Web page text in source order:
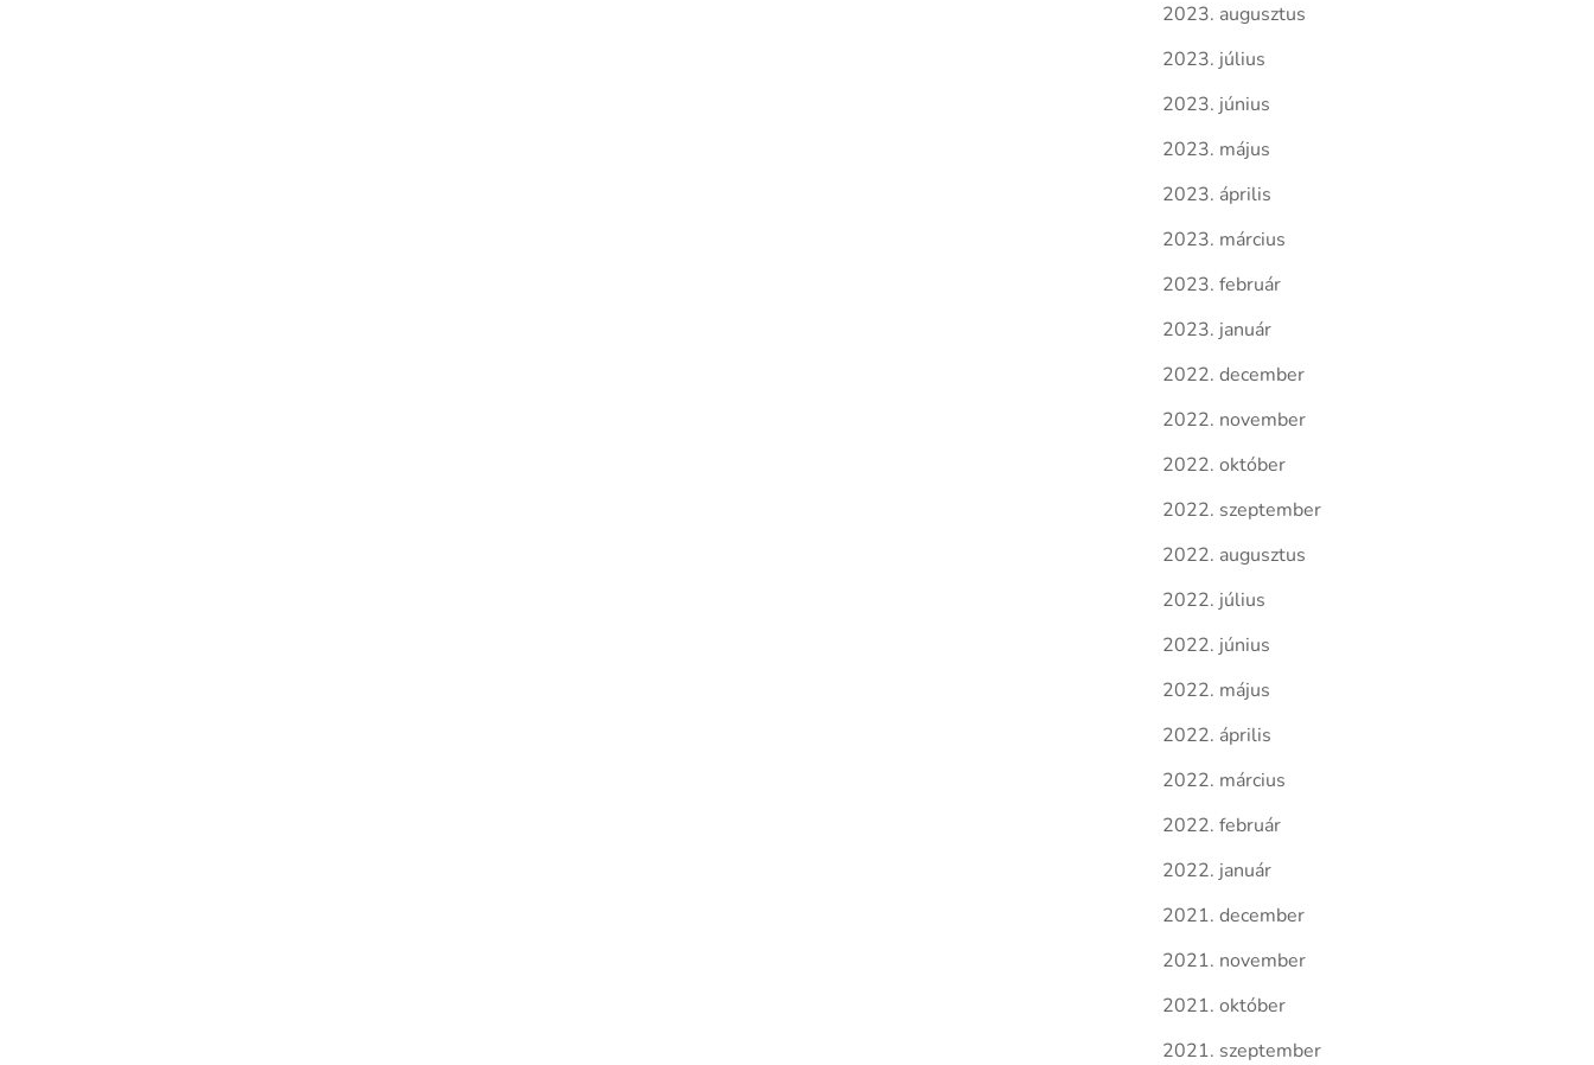
2023. augusztus
2023. július
2023. június
2023. május
2023. április
2023. március
2023. február
2023. január
2022. december
2022. november
2022. október
2022. szeptember
2022. augusztus
2022. július
2022. június
2022. május
2022. április
2022. március
2022. február
2022. január
2021. december
2021. november
2021. október
2021. szeptember